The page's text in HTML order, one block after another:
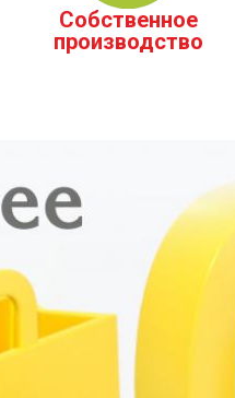
Собственное
производство